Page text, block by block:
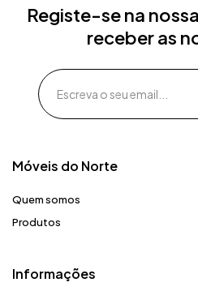
Móveis do Norte​
Quem somos
Produtos
Registe-se na
receber as
Informações